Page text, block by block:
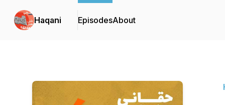
Haqani EpisodesAbout